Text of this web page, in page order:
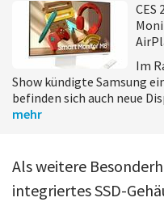
CES
Im
Show kündigte Samsung
befinden sich auch neue
mehr
Als weitere
integriertes SSD-